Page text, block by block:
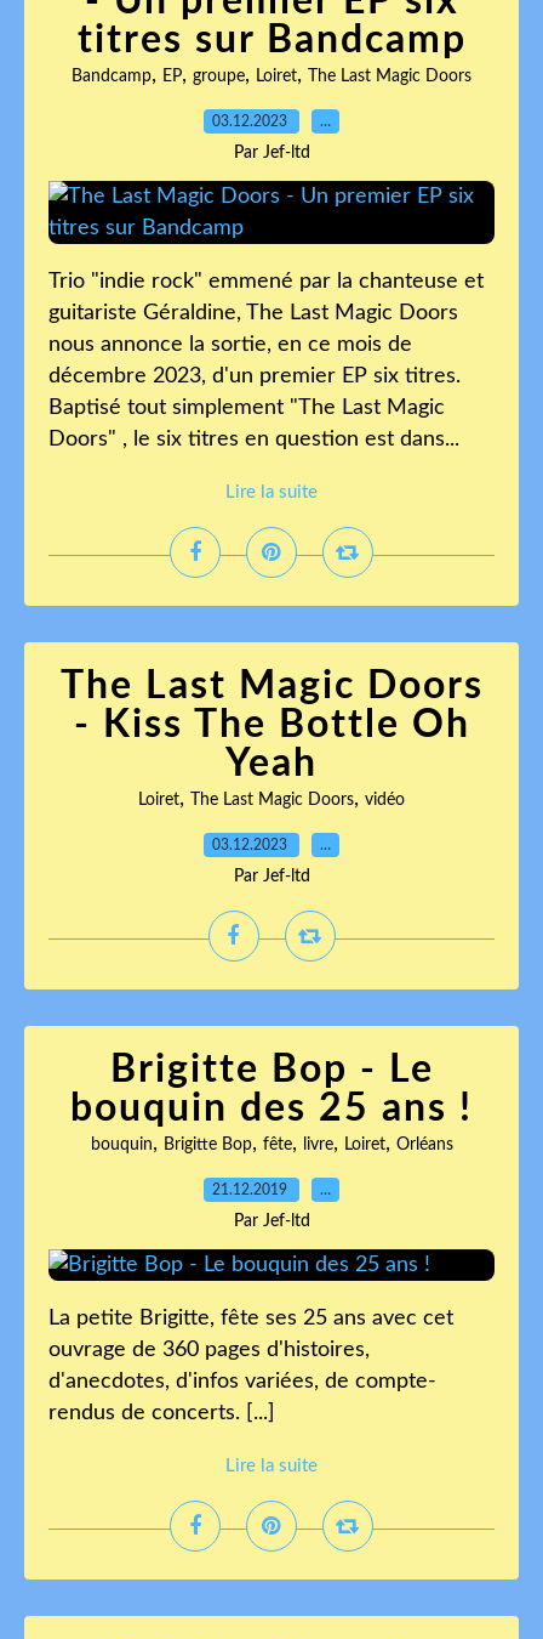
titres sur Bandcamp
Bandcamp, EP, groupe, Loiret, The Last Magic Doors
03.12.2023 …
Par Jef-ltd
Trio "indie rock" emmené par la chanteuse et
guitariste Géraldine, The Last Magic Doors
nous annonce la sortie, en ce mois de
décembre 2023, d'un premier EP six titres.
Baptisé tout simplement "The Last Magic
Doors" , le six titres en question est dans...
Lire la suite
The Last Magic Doors
- Kiss The Bottle Oh
Yeah
Loiret, The Last Magic Doors, vidéo
03.12.2023 …
Par Jef-ltd
Brigitte Bop - Le
bouquin des 25 ans !
bouquin, Brigitte Bop, fête, livre, Loiret, Orléans
21.12.2019 …
Par Jef-ltd
La petite Brigitte, fête ses 25 ans avec cet
ouvrage de 360 pages d'histoires,
d'anecdotes, d'infos variées, de compte-
rendus de concerts. [...]
Lire la suite